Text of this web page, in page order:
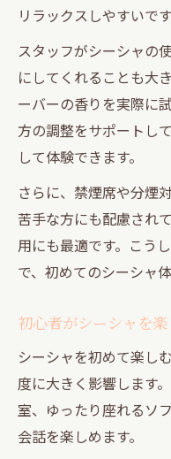
リラックスしやすいです
スタッフがシーシャの
にしてくれることも大
ーバーの香りを実際に
方の調整をサポートし
して体験できます。
さらに、禁煙席や分煙
苦手な方にも配慮され
用にも最適です。こう
で、初めてのシーシャ
初心者がシーシャを
シーシャを初めて楽し
度に大きく影響します
室、ゆったり座れるソ
会話を楽しめます。